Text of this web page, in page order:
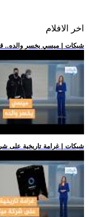
اخر الافلام
.. شبكات | ميسي يخسر والده..
.. شبكات | غرامة تاريخية على